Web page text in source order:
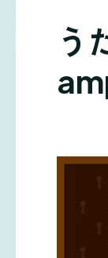
う